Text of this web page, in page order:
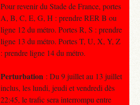
Pour revenir du Stade de France, portes
A, B, C, E, G, H : prendre RER B ou
ligne 12 du métro. Portes R, S : prendre
ligne 13 du métro. Portes T, U, X, Y, Z
: prendre ligne 14 du métro.
Perturbation : Du 9 juillet au 13 juillet
inclus, les lundi, jeudi et vendredi dès
22:45, le trafic sera interrompu entre